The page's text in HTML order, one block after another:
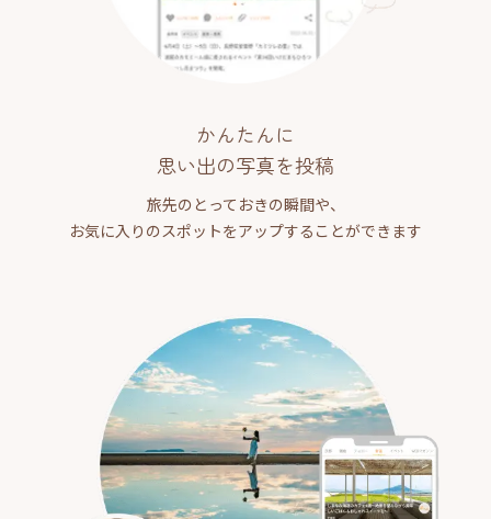
かんたんに
思い出の写真を投稿
旅先のとっておきの瞬間や、
お気に入りのスポットをアップすることができます